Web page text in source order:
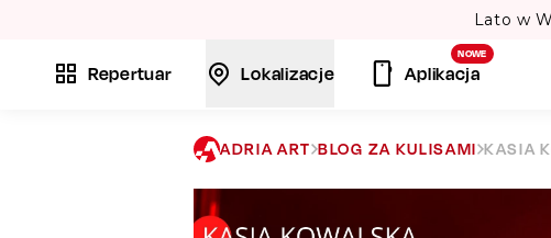
Lato w
Repertuar Lokalizacje
NOWE
Aplikacja
ADRIA ART BLOG ZA KULISAMI KASIA